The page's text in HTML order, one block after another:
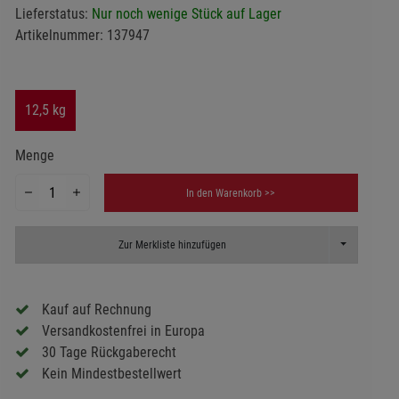
Lieferstatus: Nur noch wenige Stück auf Lager
Artikelnummer: 137947
12,5 kg
Menge
In den Warenkorb >>
Zur Merkliste hinzufügen Toggle
Kauf auf Rechnung
Versandkostenfrei in Europa
30 Tage Rückgaberecht
Kein Mindestbestellwert